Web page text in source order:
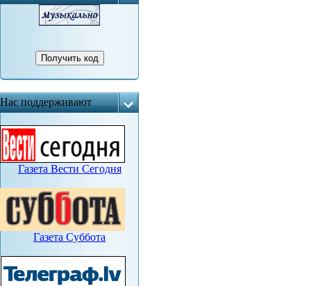
Нас поддерживают
Газета Вести Сегодня
Газета Суббота